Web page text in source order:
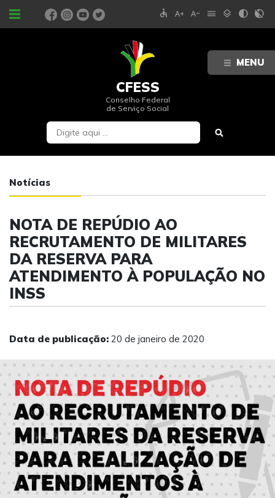
MENU
PORTAIS accessible text_increase text_decrease menu layers contrast contrast_rtl_off
CFESS
Conselho Federal
de Serviço Social
Notícias
NOTA DE REPÚDIO AO
RECRUTAMENTO DE MILITARES
DA RESERVA PARA
ATENDIMENTO À POPULAÇÃO NO
INSS
Data de publicação: 20 de janeiro de 2020